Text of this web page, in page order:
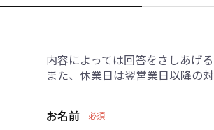
内容によっては回答をさしあげ
また、休業日は翌営業日以降の
お名前 必須